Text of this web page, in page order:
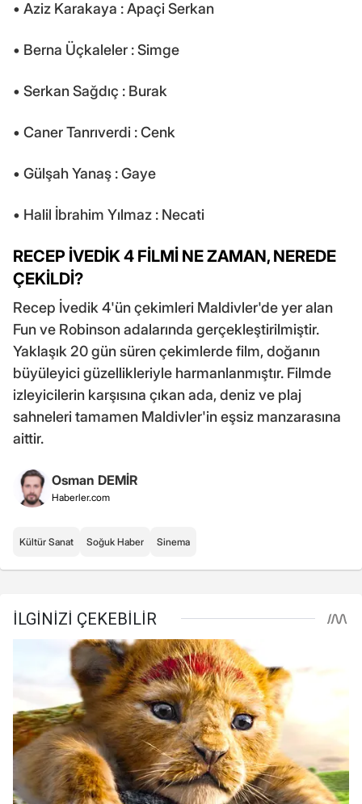
• Aziz Karakaya : Apaçi Serkan
• Berna Üçkaleler : Simge
• Serkan Sağdıç : Burak
• Caner Tanrıverdi : Cenk
• Gülşah Yanaş : Gaye
• Halil İbrahim Yılmaz : Necati
RECEP İVEDİK 4 FİLMİ NE ZAMAN, NEREDE
ÇEKİLDİ?
Recep İvedik 4'ün çekimleri Maldivler'de yer alan
Fun ve Robinson adalarında gerçekleştirilmiştir.
Yaklaşık 20 gün süren çekimlerde film, doğanın
büyüleyici güzellikleriyle harmanlanmıştır. Filmde
izleyicilerin karşısına çıkan ada, deniz ve plaj
sahneleri tamamen Maldivler'in eşsiz manzarasına
aittir.
Osman DEMİR
Haberler.com
Kültür Sanat Soğuk Haber Sinema